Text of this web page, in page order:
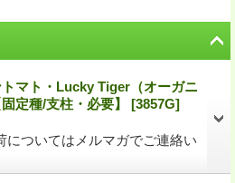
マト・Lucky Tiger（オーガニ
定種/支柱・必要】 [3857G]
についてはメルマガでご連絡い